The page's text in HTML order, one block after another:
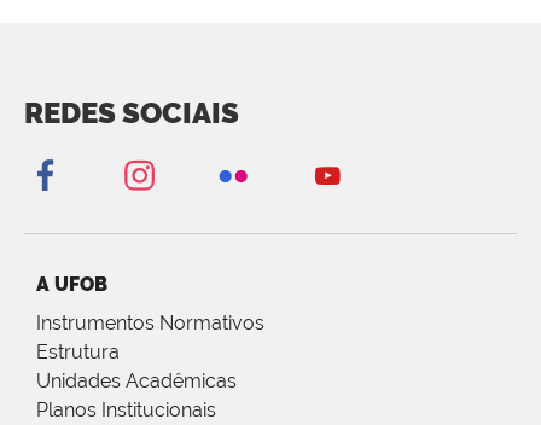
REDES SOCIAIS
A UFOB
Instrumentos Normativos
Estrutura
Unidades Acadêmicas
Planos Institucionais